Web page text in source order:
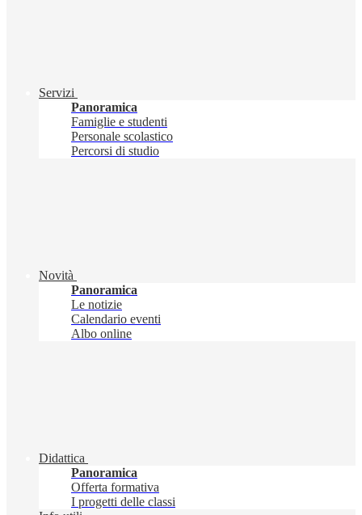
Servizi
Panoramica
Famiglie e studenti
Personale scolastico
Percorsi di studio
Novità
Panoramica
Le notizie
Calendario eventi
Albo online
Didattica
Panoramica
Offerta formativa
I progetti delle classi